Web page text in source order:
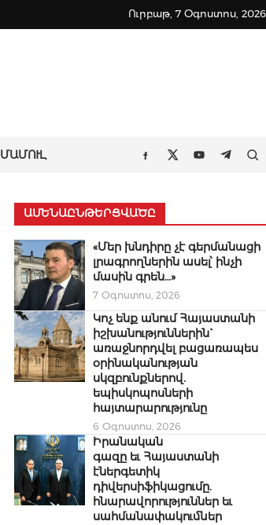
Ուրբաթ, 7 Օգոստոս, 2026
ՄԱՄՈՒԼ
Facebook
TwitterYoutube
ԱՄԵՆԱԸՆԹԵՐՑՎԱԾԸ
«Մեր խնդիրը չէ գերմանացի
լրագրողներին ասել՝ ինչի
մասին գրեն…»
7 Օգոստոս, 2026
Կոչ ենք անում Հայաստանի
իշխանություններին`
առաջնորդվել բացառապես
օրինականության
սկզբունքներով.
եպիսկոպոսների
հայտարարությունը
6 Օգոստոս, 2026
Իրանական
գազը եւ Հայաստանի
էներգետիկ
դիվերսիֆիկացումը.
հնարավորություններ եւ
սահմանափակումներ